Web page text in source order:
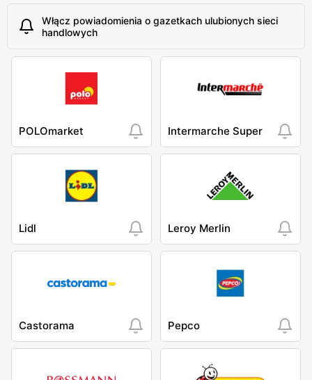
Włącz powiadomienia o gazetkach ulubionych sieci
handlowych
POLOmarket Intermarche Super
Lidl Leroy Merlin
Castorama Pepco